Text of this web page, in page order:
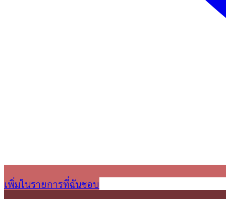
เพิ่มในรายการที่ฉันชอบ